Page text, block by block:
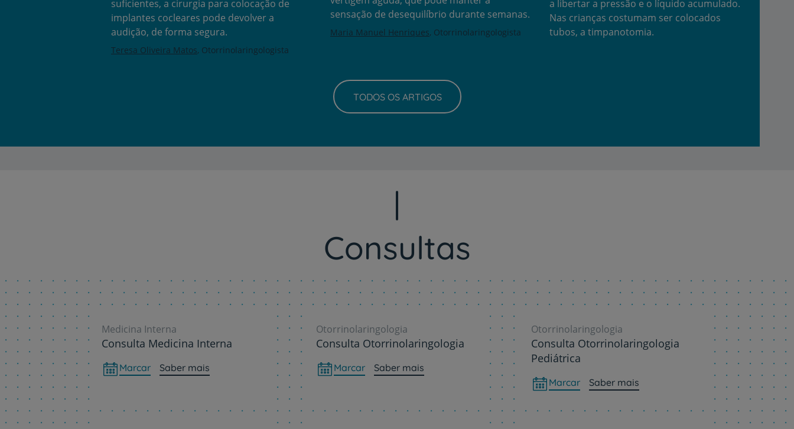
Grandes Áreas da Saúde
CUF Academic Center
Para profissionais
Sobre nós
Contacte-nos
suficientes, a cirurgia para colocação de
implantes cocleares pode devolver a
audição, de forma segura.
Teresa Oliveira Matos Otorrinolaringologista
sensação de desequilíbrio durante semanas.
Maria Manuel Henriques Otorrinolaringologista
a libertar a pressão e o líquido acumulado.
Nas crianças costumam ser colocados
tubos, a timpanotomia.
TODOS OS ARTIGOS
Consultas
Medicina Interna
Consulta Medicina Interna
Marcar Saber mais
Otorrinolaringologia
Consulta Otorrinolaringologia
Marcar Saber mais
Otorrinolaringologia
Consulta Otorrinolaringologia
Pediátrica
Marcar Saber mais